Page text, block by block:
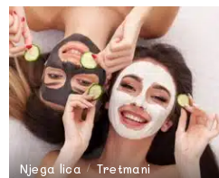
Njega lica Tretmani